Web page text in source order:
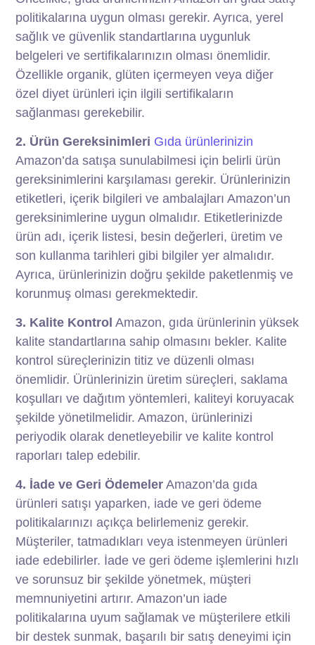
politikalarına uygun olması gerekir. Ayrıca, yerel
sağlık ve güvenlik standartlarına uygunluk
belgeleri ve sertifikalarınızın olması önemlidir.
Özellikle organik, glüten içermeyen veya diğer
özel diyet ürünleri için ilgili sertifikaların
sağlanması gerekebilir.
2. Ürün Gereksinimleri Gıda ürünlerinizin
Amazon’da satışa sunulabilmesi için belirli ürün
gereksinimlerini karşılaması gerekir. Ürünlerinizin
etiketleri, içerik bilgileri ve ambalajları Amazon’un
gereksinimlerine uygun olmalıdır. Etiketlerinizde
ürün adı, içerik listesi, besin değerleri, üretim ve
son kullanma tarihleri gibi bilgiler yer almalıdır.
Ayrıca, ürünlerinizin doğru şekilde paketlenmiş ve
korunmuş olması gerekmektedir.
3. Kalite Kontrol Amazon, gıda ürünlerinin yüksek
kalite standartlarına sahip olmasını bekler. Kalite
kontrol süreçlerinizin titiz ve düzenli olması
önemlidir. Ürünlerinizin üretim süreçleri, saklama
koşulları ve dağıtım yöntemleri, kaliteyi koruyacak
şekilde yönetilmelidir. Amazon, ürünlerinizi
periyodik olarak denetleyebilir ve kalite kontrol
raporları talep edebilir.
4. İade ve Geri Ödemeler Amazon’da gıda
ürünleri satışı yaparken, iade ve geri ödeme
politikalarınızı açıkça belirlemeniz gerekir.
Müşteriler, tatmadıkları veya istenmeyen ürünleri
iade edebilirler. İade ve geri ödeme işlemlerini hızlı
ve sorunsuz bir şekilde yönetmek, müşteri
memnuniyetini artırır. Amazon’un iade
politikalarına uyum sağlamak ve müşterilere etkili
bir destek sunmak, başarılı bir satış deneyimi için